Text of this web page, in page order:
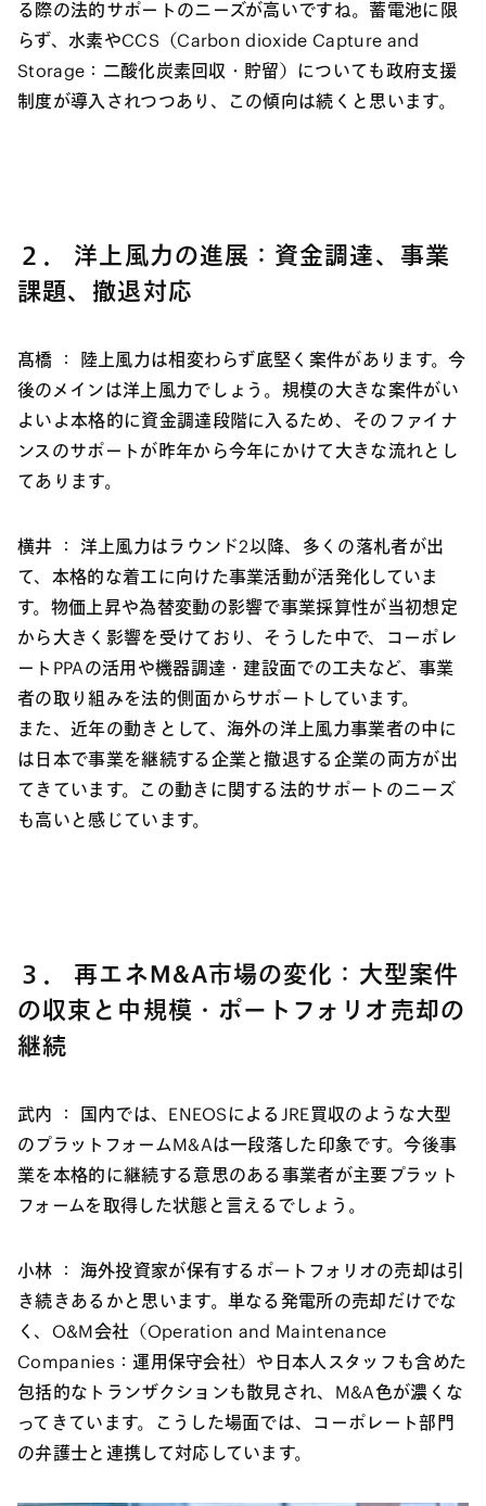
る際の法的サポートのニーズが高いですね。蓄電池に限
らず、水素やCCS（Carbon dioxide Capture and
Storage：二酸化炭素回収・貯留）についても政府支援
制度が導入されつつあり、この傾向は続くと思います。
２． 洋上風力の進展：資金調達、事業
課題、撤退対応
髙橋 ：
陸上風力は相変わらず底堅く案件があります。今
後のメインは洋上風力でしょう。規模の大きな案件がい
よいよ本格的に資金調達段階に入るため、そのファイナ
ンスのサポートが昨年から今年にかけて大きな流れとし
てあります。
横井 ：
洋上風力はラウンド2以降、多くの落札者が出
て、本格的な着工に向けた事業活動が活発化していま
す。物価上昇や為替変動の影響で事業採算性が当初想定
から大きく影響を受けており、そうした中で、コーポレ
ートPPAの活用や機器調達・建設面での工夫など、事業
者の取り組みを法的側面からサポートしています。
また、近年の動きとして、海外の洋上風力事業者の中に
は日本で事業を継続する企業と撤退する企業の両方が出
てきています。この動きに関する法的サポートのニーズ
も高いと感じています。
３． 再エネM&A市場の変化：大型案件
の収束と中規模・ポートフォリオ売却の
継続
武内 ：
国内では、ENEOSによるJRE買収のような大型
のプラットフォームM&Aは一段落した印象です。今後事
業を本格的に継続する意思のある事業者が主要プラット
フォームを取得した状態と言えるでしょう。
小林 ：
海外投資家が保有するポートフォリオの売却は引
き続きあるかと思います。単なる発電所の売却だけでな
く、O&M会社（Operation and Maintenance
Companies：運用保守会社）や日本人スタッフも含めた
包括的なトランザクションも散見され、M&A色が濃くな
ってきています。こうした場面では、コーポレート部門
の弁護士と連携して対応しています。